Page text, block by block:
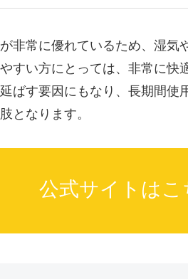
非常に優れているため、湿気
すい方にとっては、非常に快
ばす要因にもなり、長期間使
となります。
公式サイトはこ